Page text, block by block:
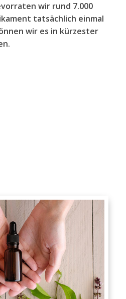
wir rund 7.000
tatsächlich einmal
wir es in kürzester